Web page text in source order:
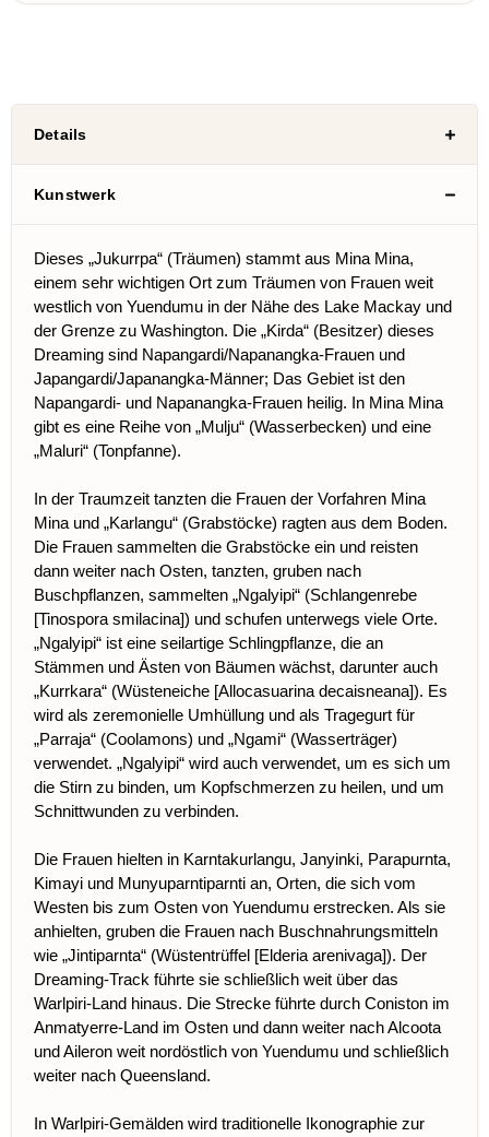
Details
Kunstwerk
Dieses „Jukurrpa“ (Träumen) stammt aus Mina Mina,
einem sehr wichtigen Ort zum Träumen von Frauen weit
westlich von Yuendumu in der Nähe des Lake Mackay und
der Grenze zu Washington. Die „Kirda“ (Besitzer) dieses
Dreaming sind Napangardi/Napanangka-Frauen und
Japangardi/Japanangka-Männer; Das Gebiet ist den
Napangardi- und Napanangka-Frauen heilig. In Mina Mina
gibt es eine Reihe von „Mulju“ (Wasserbecken) und eine
„Maluri“ (Tonpfanne).
In der Traumzeit tanzten die Frauen der Vorfahren Mina
Mina und „Karlangu“ (Grabstöcke) ragten aus dem Boden.
Die Frauen sammelten die Grabstöcke ein und reisten
dann weiter nach Osten, tanzten, gruben nach
Buschpflanzen, sammelten „Ngalyipi“ (Schlangenrebe
[Tinospora smilacina]) und schufen unterwegs viele Orte.
„Ngalyipi“ ist eine seilartige Schlingpflanze, die an
Stämmen und Ästen von Bäumen wächst, darunter auch
„Kurrkara“ (Wüsteneiche [Allocasuarina decaisneana]). Es
wird als zeremonielle Umhüllung und als Tragegurt für
„Parraja“ (Coolamons) und „Ngami“ (Wasserträger)
verwendet. „Ngalyipi“ wird auch verwendet, um es sich um
die Stirn zu binden, um Kopfschmerzen zu heilen, und um
Schnittwunden zu verbinden.
Die Frauen hielten in Karntakurlangu, Janyinki, Parapurnta,
Kimayi und Munyuparntiparnti an, Orten, die sich vom
Westen bis zum Osten von Yuendumu erstrecken. Als sie
anhielten, gruben die Frauen nach Buschnahrungsmitteln
wie „Jintiparnta“ (Wüstentrüffel [Elderia arenivaga]). Der
Dreaming-Track führte sie schließlich weit über das
Warlpiri-Land hinaus. Die Strecke führte durch Coniston im
Anmatyerre-Land im Osten und dann weiter nach Alcoota
und Aileron weit nordöstlich von Yuendumu und schließlich
weiter nach Queensland.
In Warlpiri-Gemälden wird traditionelle Ikonographie zur